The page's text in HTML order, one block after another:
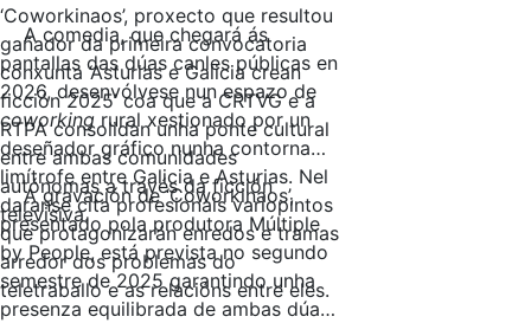
‘Coworkinaos’, proxecto que resultou
gañador da primeira convocatoria
conxunta ‘Asturias e Galicia crean
ficción 2025’ coa que a CRTVG e a
RTPA consolidan unha ponte cultural
entre ambas comunidades
autónomas a través da ficción
televisiva.
A comedia, que chegará ás
pantallas das dúas canles públicas en
2026, desenvólvese nun espazo de
coworking rural xestionado por un
deseñador gráfico nunha contorna
limítrofe entre Galicia e Asturias. Nel
daranse cita profesionais variopintos
que protagonizarán enredos e tramas
arredor dos problemas do
teletraballo e as relacións entre eles.
A gravación de ‘Coworkinaos’,
presentado pola produtora Múltiple
by People, está prevista no segundo
semestre de 2025 garantindo unha
presenza equilibrada de ambas dúas